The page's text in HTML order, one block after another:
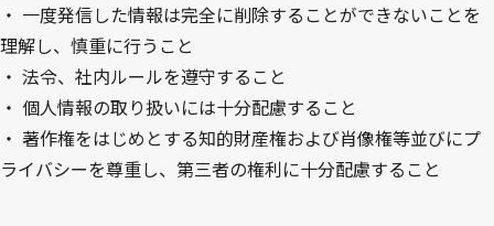
・ 一度発信した情報は完全に削除することができないことを
理解し、慎重に行うこと
・ 法令、社内ルールを遵守すること
・ 個人情報の取り扱いには十分配慮すること
・ 著作権をはじめとする知的財産権および肖像権等並びにプ
ライバシーを尊重し、第三者の権利に十分配慮すること